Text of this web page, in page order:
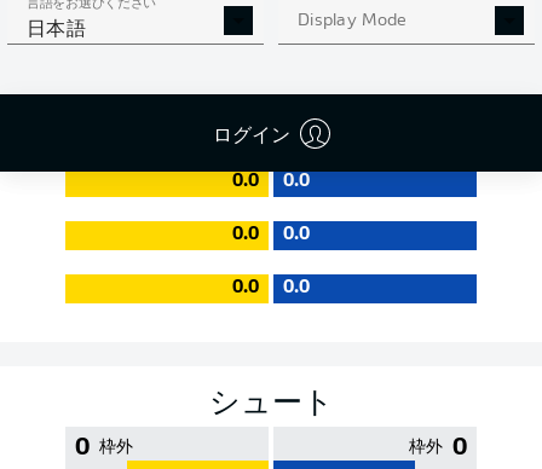
言語をお選びください
日本語 Display Mode
ログイン
0
0 % 成功率 0 %
PASS EFFICIENCY
0.0 0.0
0.0 0.0
0.0 0.0
シュート
0 枠外 0
枠外